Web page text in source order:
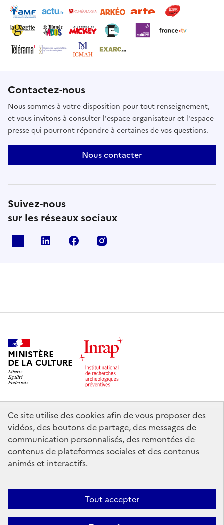
Contactez-nous
Nous sommes à votre disposition pour tout renseignement,
et vous invitons à consulter l'espace organisateur et l'espace
presse qui pourront répondre à certaines de vos questions.
Nous contacter
Suivez-nous
sur les réseaux sociaux
Linkedin Facebook
MINISTÈRE
DE LA CULTURE
legifrance.gouv.fr
info.gouv.fr
service-public.gouv.fr
data.gouv.fr
Nous contacter Mentions légales
Accessibilité : partiellement
Politique d’utilisation des témoins de connexion (cookies)
Ce site utilise des cookies afin de vous proposer des
vidéos, des boutons de partage, des messages de
communication personnalisés, des remontées de
contenus de plateformes sociales et des contenus
animés et interactifs.
Tout accepter